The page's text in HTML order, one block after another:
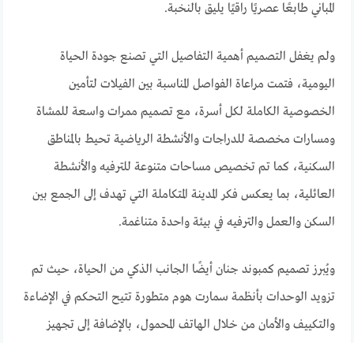
المباني طابعًا عصريًا راقيًا يليق بالنخبة.
ولم يغفل التصميم أهمية التفاصيل التي تصنع جودة الحياة
اليومية، فتمت مراعاة الفواصل المناسبة بين الفيلات لتأمين
الخصوصية الكاملة لكل أسرة، مع تصميم ممرات واسعة للمشاة
ومسارات مخصصة للدراجات والأنشطة الرياضية تحيط بالمناطق
السكنية، كما تم تخصيص مساحات متنوعة للترفيه والأنشطة
العائلية، بما يعكس فكر المدينة المتكاملة التي تهدف إلى الجمع بين
السكن والعمل والترفيه في بيئة واحدة متناغمة.
ويُبرز تصميم كمبوند جنان أيضًا الجانب الذكي من الحياة، حيث تم
تزويد الوحدات بأنظمة سمارت هوم متطورة تتيح التحكم في الإضاءة
والتكييف والأمان من خلال الهاتف المحمول، بالإضافة إلى تجهيز